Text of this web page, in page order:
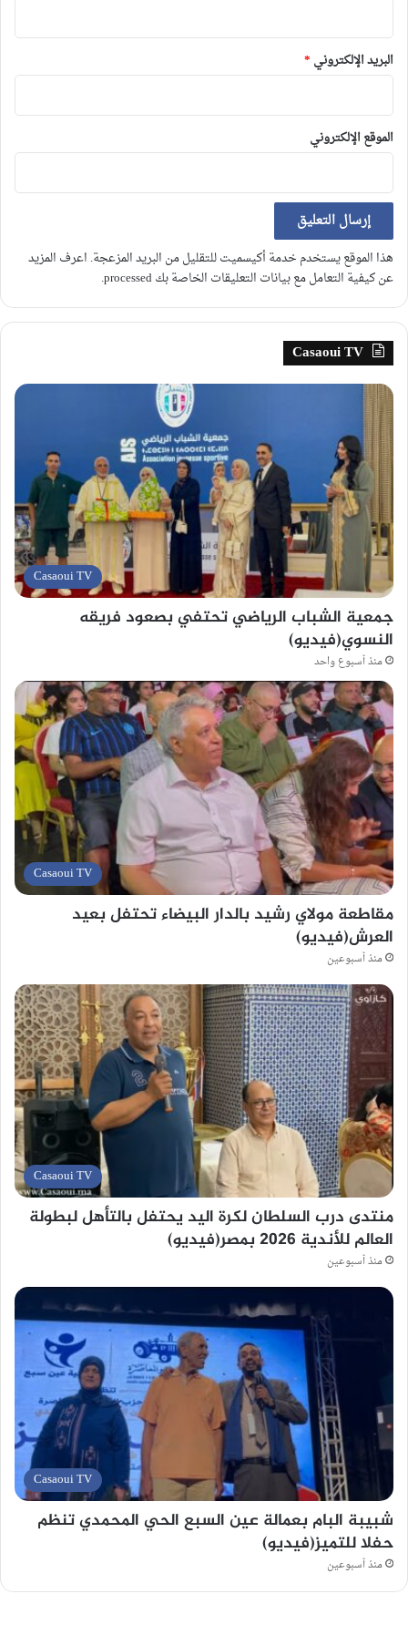
البريد الإلكتروني *
الموقع الإلكتروني
هذا الموقع يستخدم خدمة أكيسميت للتقليل من البريد المزعجة. اعرف المزيد
عن كيفية التعامل مع بيانات التعليقات الخاصة بك processed
.
Casaoui TV
Casaoui TV
جمعية الشباب الرياضي تحتفي بصعود فريقه
النسوي(فيديو)
منذ أسبوع واحد
Casaoui TV
مقاطعة مولاي رشيد بالدار البيضاء تحتفل بعيد
العرش(فيديو)
منذ أسبوعين
Casaoui TV
منتدى درب السلطان لكرة اليد يحتفل بالتأهل لبطولة
العالم للأندية 2026 بمصر(فيديو)
منذ أسبوعين
Casaoui TV
شبيبة البام بعمالة عين السبع الحي المحمدي تنظم
حفلا للتميز(فيديو)
منذ أسبوعين